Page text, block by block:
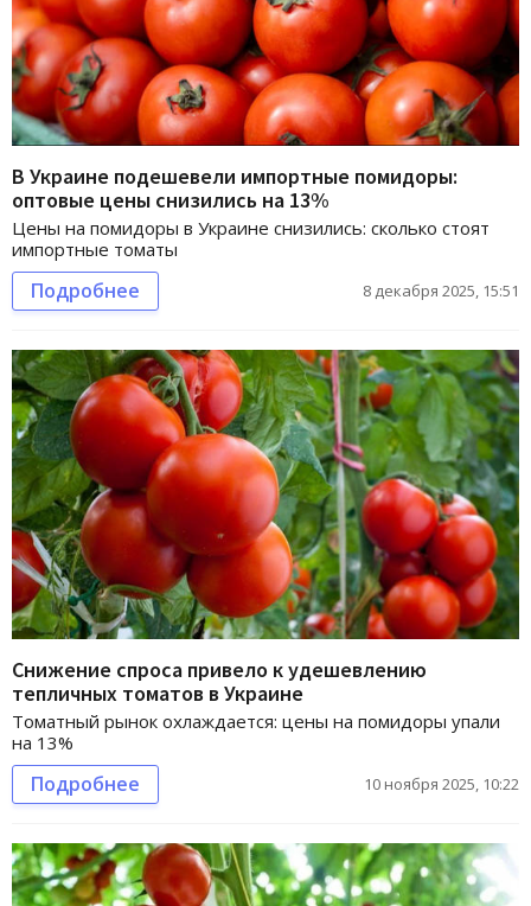
В Украине подешевели импортные помидоры:
оптовые цены снизились на 13%
Цены на помидоры в Украине снизились: сколько стоят
импортные томаты
Подробнее 8 декабря 2025, 15:51
Снижение спроса привело к удешевлению
тепличных томатов в Украине
Томатный рынок охлаждается: цены на помидоры упали
на 13%
Подробнее 10 ноября 2025, 10:22